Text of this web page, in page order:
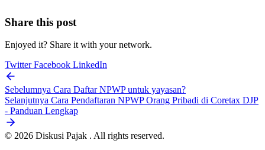
Share this post
Enjoyed it? Share it with your network.
TwitterFacebook LinkedIn
Sebelumnya Cara Daftar NPWP untuk yayasan?
Selanjutnya Cara Pendaftaran NPWP Orang Pribadi di Coretax DJP
- Panduan Lengkap
© 2026 Diskusi Pajak . All rights reserved.